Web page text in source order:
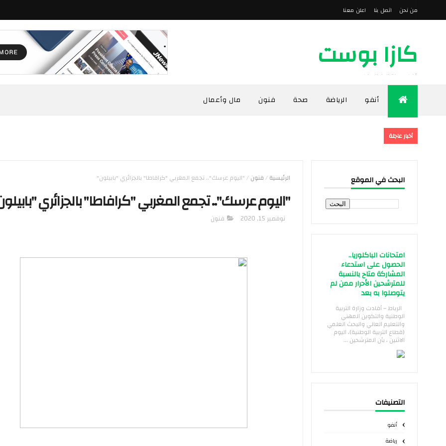
من نحن اتصل بنا اعلن معنا
كازا بوست
أخبار مدينة الدار البيضاء
أنفو الرياضة صحة فنون مال وأعمال
أخبار عاجلة
البحث في الموقع
امتحانات الباكلوريا..
الحصول على استدعاء
المشاركة متاح بالنسبة
للمترشحين الأحرار ممن لم
يتوصلوا به بعد
الرباط – أفادت وزارة التربية
الوطنية والتكوين المهني
والتعليم العالي والبحث العلمي
(قطاع التربية الوطنية)، اليوم
الاثنين ، بأن المترشحين ...
التصنيفات
أنفو
رياضة
الرئيسية/فنون/"اليوم عرسك".. تجمع المغربي "كرافاطا" بالجزائري "بابيلون"
"اليوم عرسك".. تجمع المغربي "كرافاطا" بالجزائري
نوفمبر 15, 2020 فنون